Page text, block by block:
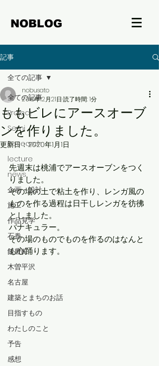
NOBLOG
記事
全ての記事
Project
Semi
Research
lecture
news
企画・設計
施工
作品見学
石巻
飯豊町
木曽平沢
名古屋
建築とまちのお話
目指すもの
わたしのこと
予告
感想
全ての記事
ももビレにアースオーブ
ンを作りました。
nobusato
2018年12月21日 読了時間: 1分
更新日：2020年1月1日
先週末は桃浦でアースオーブンをつく
りました。
その場の土で粘土を作り、レンガ風の
ものを作る過程は日干しレンガを彷彿
としました。
バナキュラー。
その場のものでものを作るのはなんと
も心踊ります。